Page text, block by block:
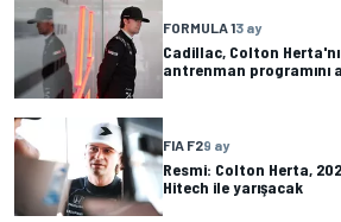
FORMULA 13 ay
Cadillac, Colton
antrenman programını
FIA F29 ay
Resmi: Colton Herta,
Hitech ile yarışacak